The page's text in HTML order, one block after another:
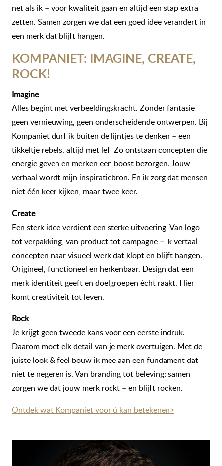
net als ik – voor kwaliteit gaan en altijd een stap extra
zetten. Samen zorgen we dat een goed idee verandert in
een merk dat blijft hangen.
KOMPANIET: IMAGINE, CREATE,
ROCK!
Imagine
Alles begint met verbeeldingskracht. Zonder fantasie
geen vernieuwing, geen onderscheidende ontwerpen. Bij
Kompaniet durf ik buiten de lijntjes te denken – een
tikkeltje rebels, altijd met lef. Zo ontstaan concepten die
energie geven en merken een boost bezorgen. Jouw
verhaal wordt mijn inspiratiebron. En ik zorg dat mensen
niet één keer kijken, maar twee keer.
Create
Een sterk idee verdient een sterke uitvoering. Van logo
tot verpakking, van product tot campagne – ik vertaal
concepten naar visueel werk dat klopt en blijft hangen.
Origineel, functioneel en herkenbaar. Design dat een
merk identiteit geeft en doelgroepen écht raakt. Hier
komt creativiteit tot leven.
Rock
Je krijgt geen tweede kans voor een eerste indruk.
Daarom moet elk detail van je merk overtuigen. Met de
juiste look & feel bouw ik mee aan een fundament dat
niet te negeren is. Van branding tot beleving: samen
zorgen we dat jouw merk rockt – en blijft rocken.
Ontdek wat Kompaniet voor ú kan betekenen>